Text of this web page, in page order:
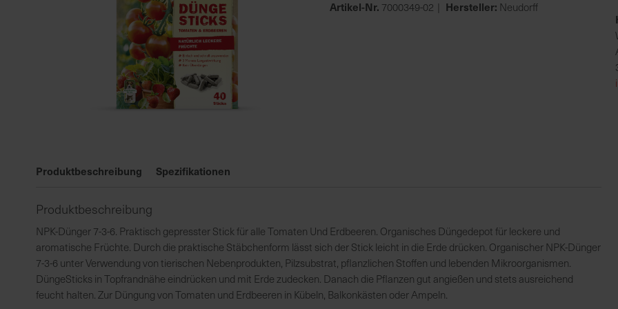
der
springen
Artikel-Nr. 7000349-02 Hersteller: Neudorff
Produktbeschreibung Spezifikationen
Produktbeschreibung
NPK-Dünger 7-3-6. Praktisch gepresster Stick für alle Tomaten Und Erdbeeren. Organisches Düngedepot für leckere und
aromatische Früchte. Durch die praktische Stäbchenform lässt sich der Stick leicht in die Erde drücken. Organischer NPK-Dünger
7-3-6 unter Verwendung von tierischen Nebenprodukten, Pilzsubstrat, pflanzlichen Stoffen und lebenden Mikroorganismen.
DüngeSticks in Topfrandnähe eindrücken und mit Erde zudecken. Danach die Pflanzen gut angießen und stets ausreichend
feucht halten. Zur Düngung von Tomaten und Erdbeeren in Kübeln, Balkonkästen oder Ampeln.